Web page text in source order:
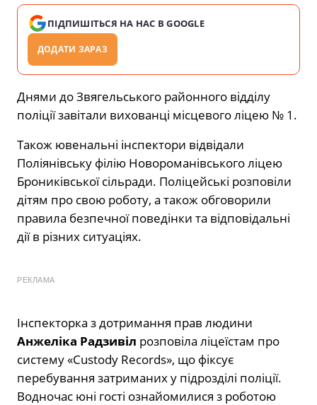
ПІДПИШІТЬСЯ НА НАС В GOOGLE
ДОДАТИ ЗАРАЗ
Днями до Звягельського районного відділу
поліції завітали вихованці місцевого ліцею № 1.
Також ювенальні інспектори відвідали
Поліянівську філію Новороманівського ліцею
Брониківської сільради. Поліцейські розповіли
дітям про свою роботу, а також обговорили
правила безпечної поведінки та відповідальні
дії в різних ситуаціях.
РЕКЛАМА
Інспекторка з дотримання прав людини
Анжеліка Радзивіл розповіла ліцеїстам про
систему «Custody Records», що фіксує
перебування затриманих у підрозділі поліції.
Водночас юні гості ознайомилися з роботою